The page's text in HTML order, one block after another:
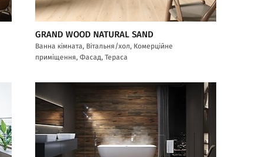
GRAND WOOD NATURAL SAND
Ванна кімната, Вітальня/хол, Комерційне
приміщення, Фасад, Тераса